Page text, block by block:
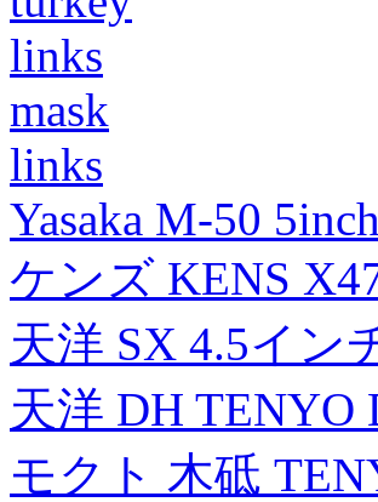
links
mask
links
Yasaka M-50
ケンズ KENS
天洋 SX 4.5イン
天洋 DH TENYO
モクト 木砥